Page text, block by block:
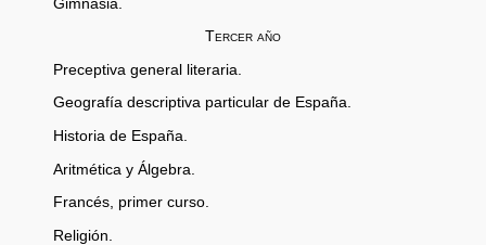
Gimnasia.
Tercer año
Preceptiva general literaria.
Geografía descriptiva particular de España.
Historia de España.
Aritmética y Álgebra.
Francés, primer curso.
Religión.